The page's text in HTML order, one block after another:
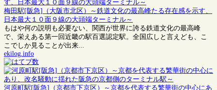
梅田駅[阪急]（大阪市北区）～鉄道文化の最高峰たる存在感を示す、
日本最大１０面９線の大頭端ターミナル～
もはや何の説明も必要ない、関西が世界に誇る鉄道文化の最高峰
で、栄えある第一回近畿の駅百選認定駅。全国広しと言えども、こ
こでしか見ることが出来...
ekilog.info
河原町駅[阪急]（京都市下京区）～京都を代表する繁華街の中心にあ